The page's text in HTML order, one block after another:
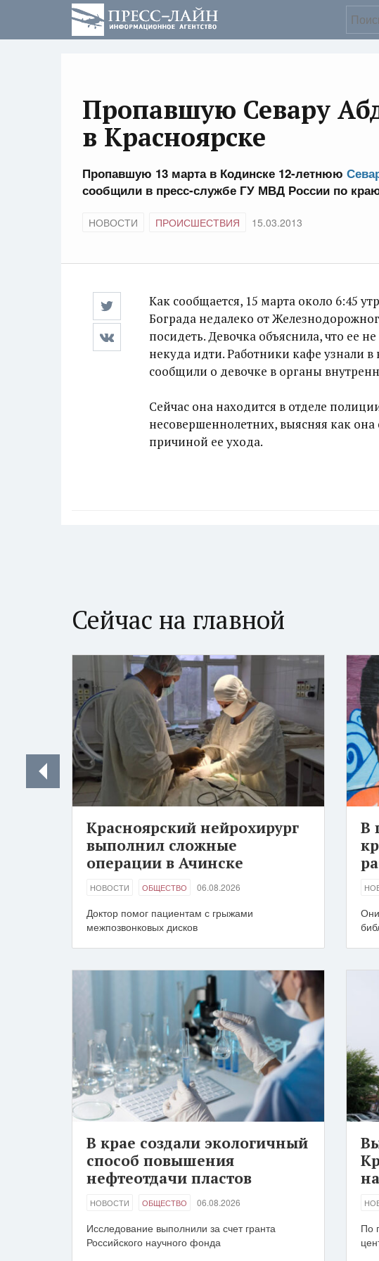
Пропавшую Севару
в Красноярске
Пропавшую 13 марта в Кодинске 12-летнюю
сообщили в пресс-службе ГУ МВД России по
НОВОСТИ ПРОИСШЕСТВИЯ 15.03.2013
Как сообщается, 15 марта около 6:45
Бограда недалеко от
посидеть. Девочка объяснила, что ее
некуда идти. Работники кафе узнали
сообщили о девочке в органы
Сейчас она находится в отделе
несовершеннолетних, выясняя как она
причиной ее ухода.
Сейчас на главной
Красноярский нейрохирург
выполнил сложные
операции в Ачинске
НОВОСТИ ОБЩЕСТВО 06.08.2026
Доктор помог пациентам с грыжами
межпозвонковых дисков
В
В крае создали экологичный
способ повышения
нефтеотдачи пластов
НОВОСТИ ОБЩЕСТВО 06.08.2026
Исследование выполнили за счет гранта
Российского научного фонда
По